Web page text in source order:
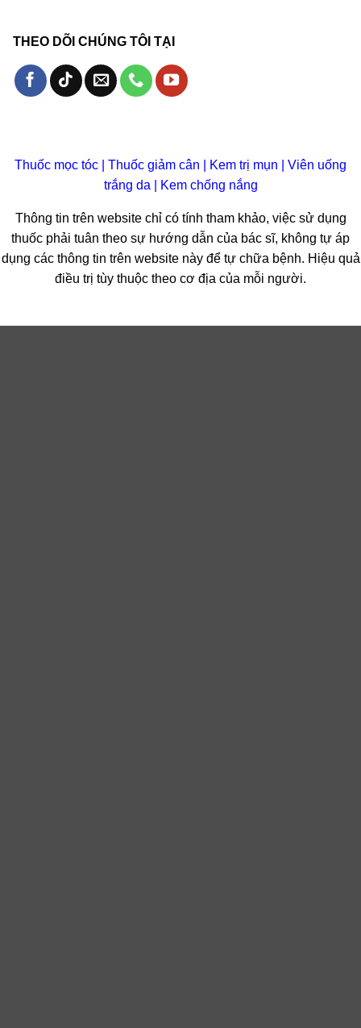
THEO DÕI CHÚNG TÔI TẠI
Thuốc mọc tóc Thuốc giảm cân Kem trị mụn
Viên uống
trắng da
Kem chống nắng
Thông tin trên website chỉ có tính tham khảo, việc sử dụng
thuốc phải tuân theo sự hướng dẫn của bác sĩ, không tự áp
dụng các thông tin trên website này để tự chữa bệnh. Hiệu quả
điều trị tùy thuộc theo cơ địa của mỗi người.